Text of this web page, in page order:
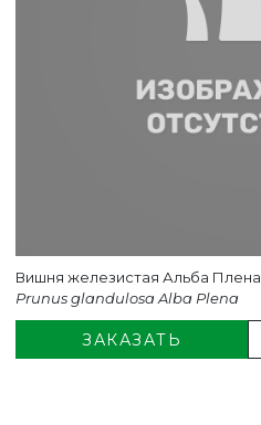
Вишня железистая Альба Плена
Prunus glandulosa Alba Plena
ЗАКАЗАТЬ